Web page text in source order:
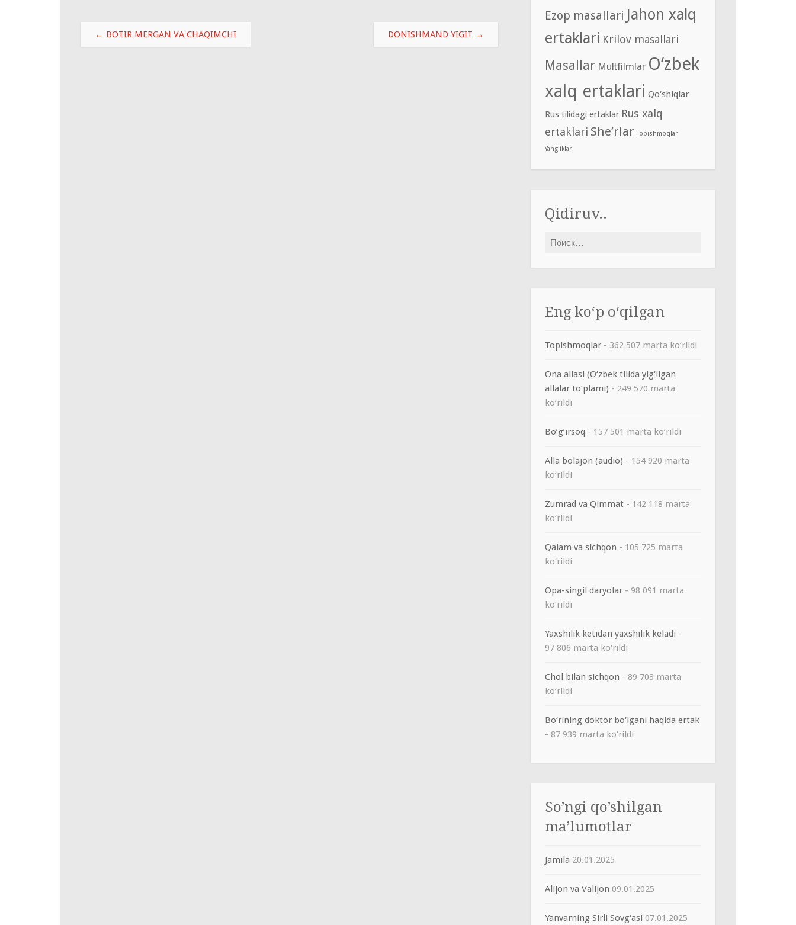
Навигация
по
← BOTIR MERGAN VA CHAQIMCHI DONISHMAND YIGIT →
Ezop masallari Jahon xalq
ertaklari Krilov masallari
Masallar Multfilmlar O‘zbek
xalq ertaklari Qo‘shiqlar
Rus tilidagi ertaklar Rus xalq
ertaklari She’rlar Topishmoqlar
Yangliklar
Qidiruv..
Найти:
Eng ko‘p o‘qilgan
Topishmoqlar - 362 507 marta ko‘rildi
Ona allasi (O‘zbek tilida yig‘ilgan
allalar to‘plami) - 249 570 marta
ko‘rildi
Bo’g’irsoq - 157 501 marta ko‘rildi
Alla bolajon (audio) - 154 920 marta
ko‘rildi
Zumrad va Qimmat - 142 118 marta
ko‘rildi
Qalam va sichqon - 105 725 marta
ko‘rildi
Opa-singil daryolar - 98 091 marta
ko‘rildi
Yaxshilik ketidan yaxshilik keladi -
97 806 marta ko‘rildi
Chol bilan sichqon - 89 703 marta
ko‘rildi
Bo‘rining doktor bo‘lgani haqida ertak
- 87 939 marta ko‘rildi
So’ngi qo’shilgan
ma’lumotlar
Jamila 20.01.2025
Alijon va Valijon 09.01.2025
Yanvarning Sirli Sovg‘asi 07.01.2025